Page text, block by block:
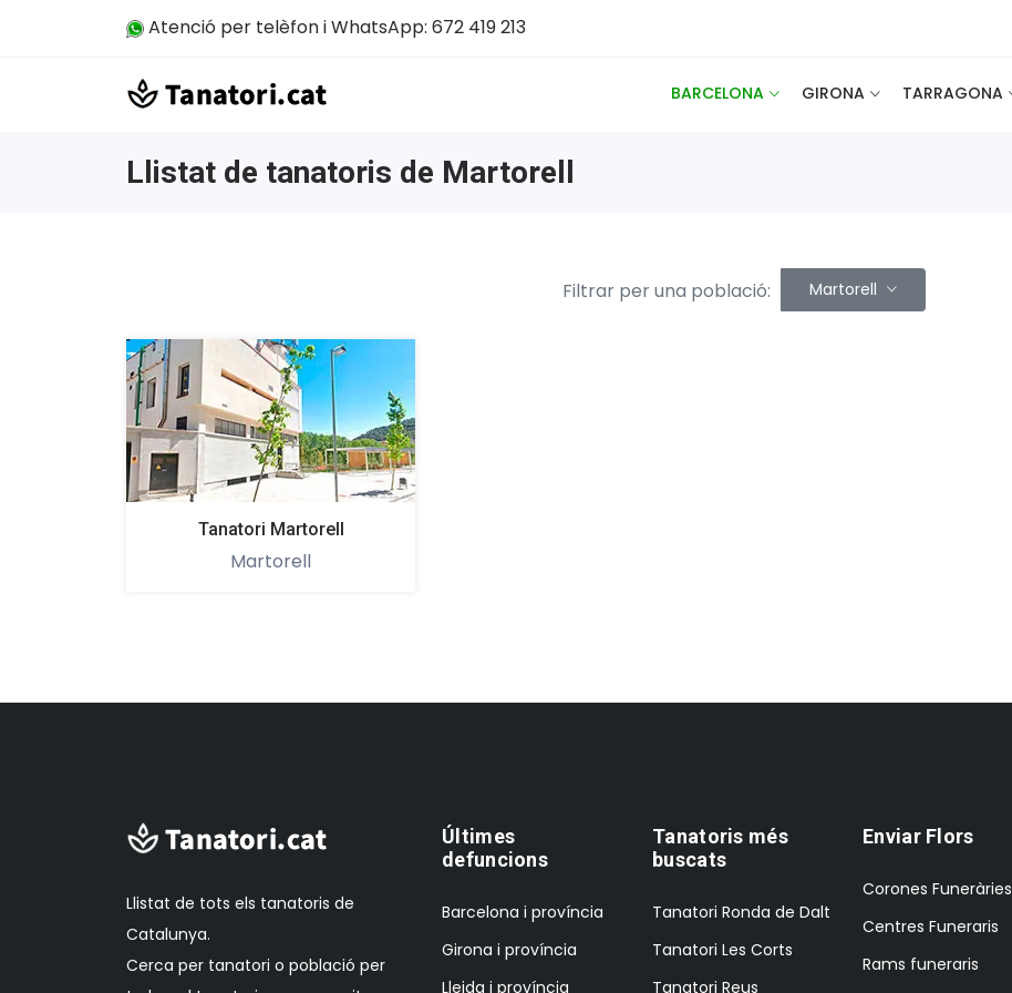
Atenció per telèfon i WhatsApp: 672 419 213
BARCELONA GIRONA TARRAGONA
Llistat de tanatoris de Martorell
Filtrar per una població: Martorell
Tanatori Martorell
Martorell
Llistat de tots els tanatoris de
Catalunya.
Cerca per tanatori o població per
Últimes
defuncions
Barcelona i província
Girona i província
Lleida i província
Tanatoris més
buscats
Tanatori Ronda de Dalt
Tanatori Les Corts
Tanatori Reus
Enviar Flors
Corones Funeràries
Centres Funeraris
Rams funeraris